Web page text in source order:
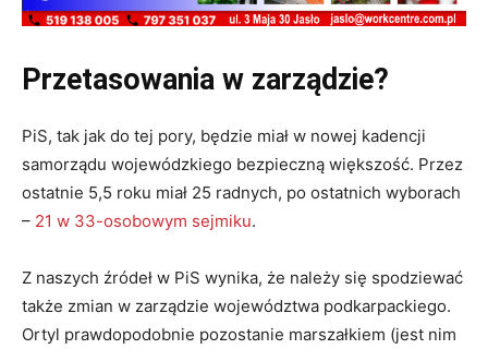
Przetasowania w zarządzie?
PiS, tak jak do tej pory, będzie miał w nowej kadencji
samorządu wojewódzkiego bezpieczną większość. Przez
ostatnie 5,5 roku miał 25 radnych, po ostatnich wyborach
– 21 w 33-osobowym sejmiku.
Z naszych źródeł w PiS wynika, że należy się spodziewać
także zmian w zarządzie województwa podkarpackiego.
Ortyl prawdopodobnie pozostanie marszałkiem (jest nim